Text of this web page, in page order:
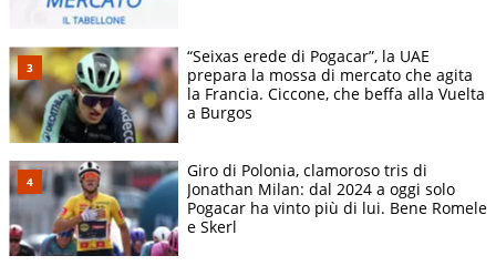
“Seixas erede di Pogacar”, la UAE
prepara la mossa di mercato che agita
la Francia. Ciccone, che beffa alla Vuelta
a Burgos
Giro di Polonia, clamoroso tris di
Jonathan Milan: dal 2024 a oggi solo
Pogacar ha vinto più di lui. Bene Romele
e Skerl